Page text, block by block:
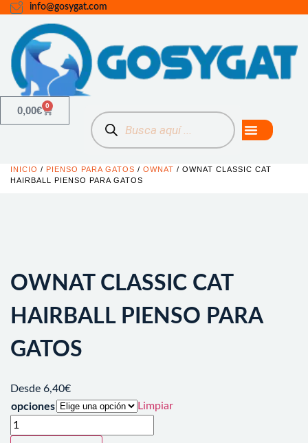
info@gosygat.com
0,00€ 0
INICIO / PIENSO PARA GATOS / OWNAT / OWNAT CLASSIC CAT
HAIRBALL PIENSO PARA GATOS
OWNAT CLASSIC CAT
HAIRBALL PIENSO PARA
GATOS
Desde 6,40€
opciones
Limpiar